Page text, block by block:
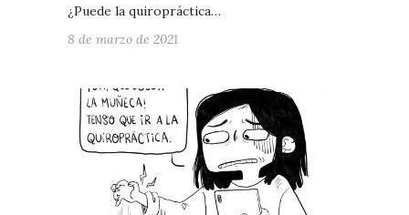
¿Puede la quiropráctica…
8 de marzo de 2021